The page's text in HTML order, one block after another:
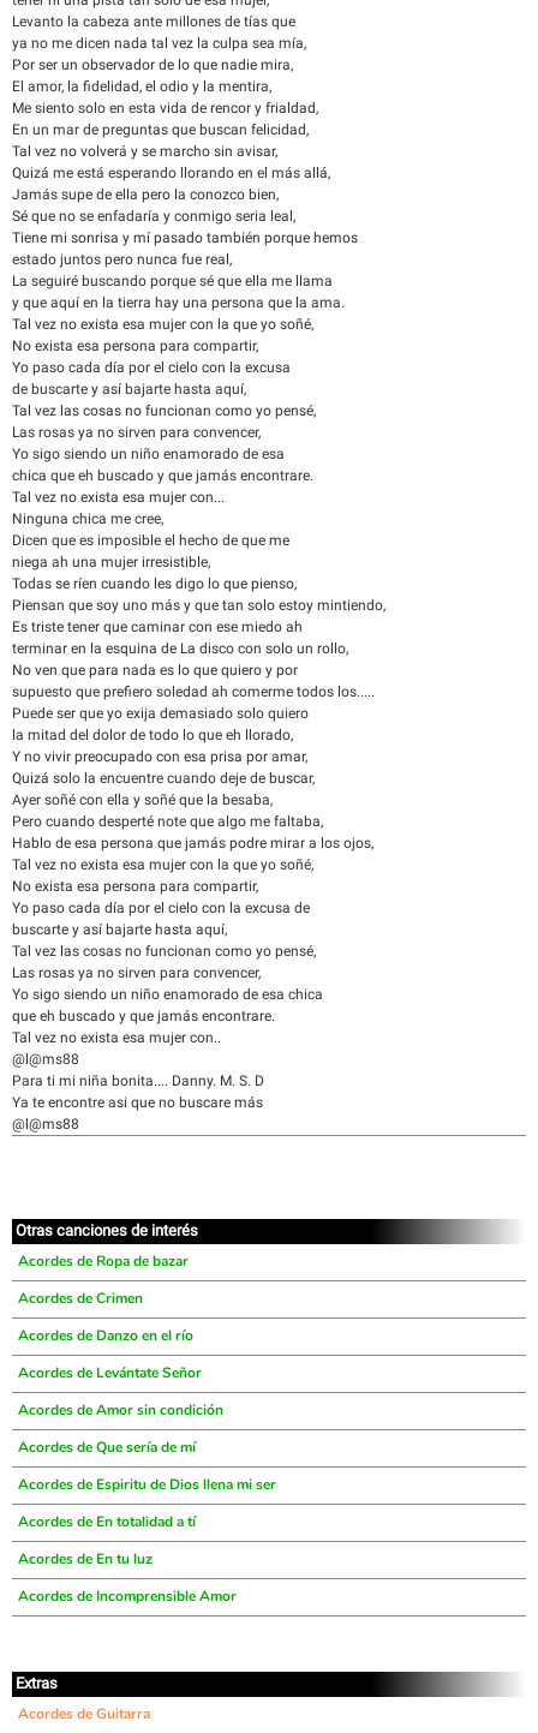
Levanto la cabeza ante millones de tías que
ya no me dicen nada tal vez la culpa sea mía,
Por ser un observador de lo que nadie mira,
El amor, la fidelidad, el odio y la mentira,
Me siento solo en esta vida de rencor y frialdad,
En un mar de preguntas que buscan felicidad,
Tal vez no volverá y se marcho sin avisar,
Quizá me está esperando llorando en el más allá,
Jamás supe de ella pero la conozco bien,
Sé que no se enfadaría y conmigo seria leal,
Tiene mi sonrisa y mí pasado también porque hemos
estado juntos pero nunca fue real,
La seguiré buscando porque sé que ella me llama
y que aquí en la tierra hay una persona que la ama.
Tal vez no exista esa mujer con la que yo soñé,
No exista esa persona para compartir,
Yo paso cada día por el cielo con la excusa
de buscarte y así bajarte hasta aquí,
Tal vez las cosas no funcionan como yo pensé,
Las rosas ya no sirven para convencer,
Yo sigo siendo un niño enamorado de esa
chica que eh buscado y que jamás encontrare.
Tal vez no exista esa mujer con...
Ninguna chica me cree,
Dicen que es imposible el hecho de que me
niega ah una mujer irresistible,
Todas se ríen cuando les digo lo que pienso,
Piensan que soy uno más y que tan solo estoy mintiendo,
Es triste tener que caminar con ese miedo ah
terminar en la esquina de La disco con solo un rollo,
No ven que para nada es lo que quiero y por
supuesto que prefiero soledad ah comerme todos los.....
Puede ser que yo exija demasiado solo quiero
la mitad del dolor de todo lo que eh llorado,
Y no vivir preocupado con esa prisa por amar,
Quizá solo la encuentre cuando deje de buscar,
Ayer soñé con ella y soñé que la besaba,
Pero cuando desperté note que algo me faltaba,
Hablo de esa persona que jamás podre mirar a los ojos,
Tal vez no exista esa mujer con la que yo soñé,
No exista esa persona para compartir,
Yo paso cada día por el cielo con la excusa de
buscarte y así bajarte hasta aquí,
Tal vez las cosas no funcionan como yo pensé,
Las rosas ya no sirven para convencer,
Yo sigo siendo un niño enamorado de esa chica
que eh buscado y que jamás encontrare.
Tal vez no exista esa mujer con..
@l@ms88
Para ti mi niña bonita.... Danny. M. S. D
Ya te encontre asi que no buscare más
@l@ms88
Otras canciones de interés
Acordes de Ropa de bazar
Acordes de Crimen
Acordes de Danzo en el río
Acordes de Levántate Señor
Acordes de Amor sin condición
Acordes de Que sería de mí
Acordes de Espiritu de Dios llena mi ser
Acordes de En totalidad a tí
Acordes de En tu luz
Acordes de Incomprensible Amor
Extras
Acordes de Guitarra